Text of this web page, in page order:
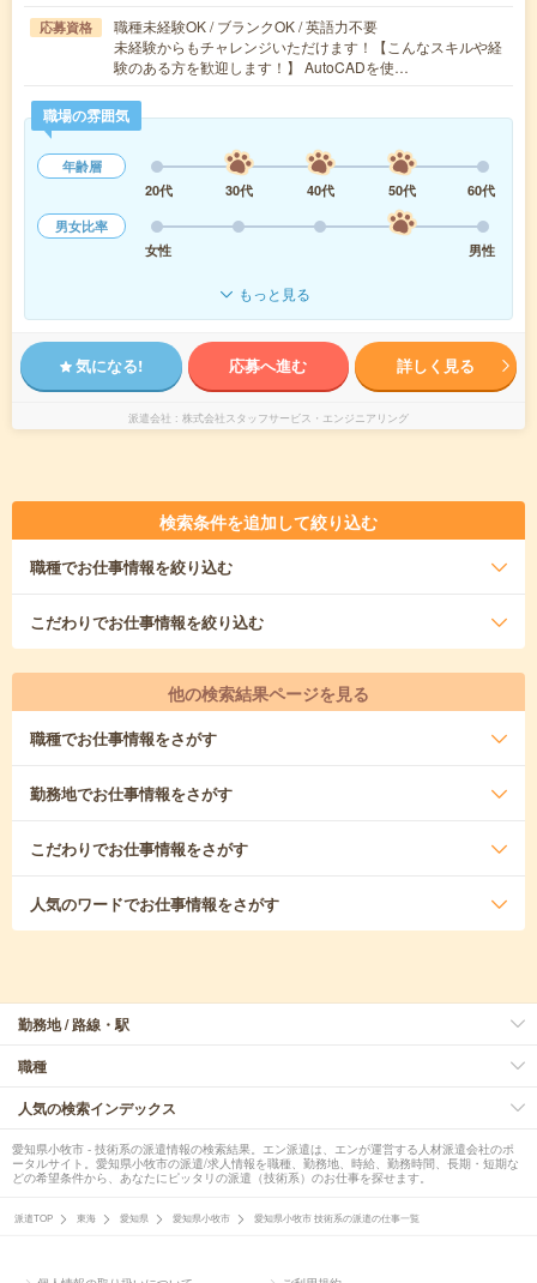
応募資格
職種未経験OK / ブランクOK / 英語力不要
未経験からもチャレンジいただけます！【こんなスキルや経
験のある方を歓迎します！】 AutoCADを使…
職場の雰囲気
年齢層
20代
30代 40代 50代
60代
男女比率
女性
男性
もっと見る
気になる! 応募へ進む 詳しく見る
派遣会社 株式会社スタッフサービス・エンジニアリング
検索条件を追加して絞り込む
職種でお仕事情報を絞り込む
こだわりでお仕事情報を絞り込む
他の検索結果ページを見る
職種でお仕事情報をさがす
勤務地でお仕事情報をさがす
こだわりでお仕事情報をさがす
人気のワードでお仕事情報をさがす
勤務地 / 路線・駅
職種
人気の検索インデックス
愛知県小牧市 - 技術系の派遣情報の検索結果。エン派遣は、エンが運営する人材派遣会社のポ
ータルサイト。愛知県小牧市の派遣/求人情報を職種、勤務地、時給、勤務時間、長期・短期な
どの希望条件から、あなたにピッタリの派遣（技術系）のお仕事を探せます。
派遣TOP 東海 愛知県 愛知県小牧市 愛知県小牧市 技術系の派遣の仕事一覧